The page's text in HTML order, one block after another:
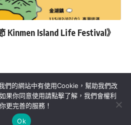
Kinmen Island Life Festival》
隱私權政策 聯絡我們
們的網站中有使用Cookie，幫助我們改
果你同意使用請點擊了解，我們會權利
更完善的服務！
Ok